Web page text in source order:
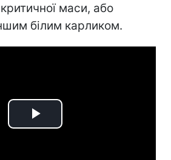
маси, або
білим карликом.
Play